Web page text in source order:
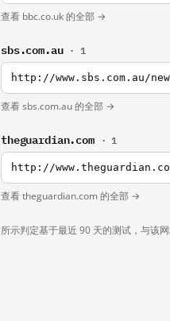
查看 bbc.co.uk 的全部 →
sbs.com.au · 1
查看 sbs.com.au 的全部 →
theguardian.com · 1
查看 theguardian.com 的全部 →
所示判定基于最近 90 天的测试，与该网